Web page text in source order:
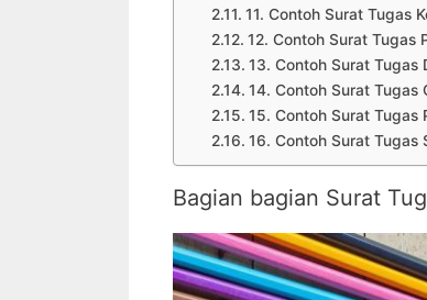
11. Contoh Surat Tugas
12. Contoh Surat Tugas
13. Contoh Surat Tugas
14. Contoh Surat Tugas
15. Contoh Surat Tugas
16. Contoh Surat Tugas
Bagian bagian Surat